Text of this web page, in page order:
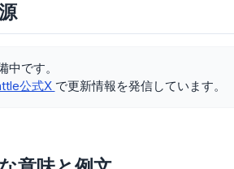
です。
公式X で更新情報を発信しています。